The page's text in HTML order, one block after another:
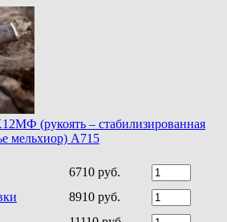
(рукоять – стабилизированная
мельхиор) A715
6710 руб.
8910 руб.